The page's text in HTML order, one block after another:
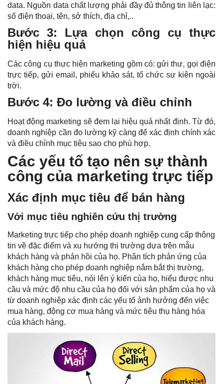
data. Nguồn data chất lượng phải đầy đủ thông tin liên lạc:
số điện thoại, tên, sở thích, địa chỉ,..
Bước 3: Lựa chọn công cụ thực
hiện hiệu quả
Các công cụ thực hiện marketing gồm có: gửi thư, gọi điện
trực tiếp, gửi email, phiếu khảo sát, tổ chức sự kiện ngoài
trời.
Bước 4: Đo lường và điều chỉnh
Hoạt động marketing sẽ đem lại hiệu quả nhất định. Từ đó,
doanh nghiệp cần đo lường kỹ càng để xác định chính xác
và điều chỉnh mục tiêu sao cho phù hợp.
Các yếu tố tạo nên sự thành
công của marketing trực tiếp
Xác định mục tiêu để bán hàng
Với mục tiêu nghiên cứu thị trường
Marketing trực tiếp cho phép doanh nghiệp cung cấp thông
tin về đặc điểm và xu hướng thị trường dựa trên mẫu
khách hàng và phản hồi của họ. Phân tích phản ứng của
khách hàng cho phép doanh nghiệp nắm bắt thị trường,
khách hàng mục tiêu, nói lên ý kiến ​​của họ, hiểu được nhu
cầu và mức độ nhu cầu của họ đối với sản phẩm của họ và
từ doanh nghiệp xác định các yếu tố ảnh hưởng đến việc
mua hàng, động cơ mua hàng và mức tiêu thụ hàng hóa
của khách hàng.